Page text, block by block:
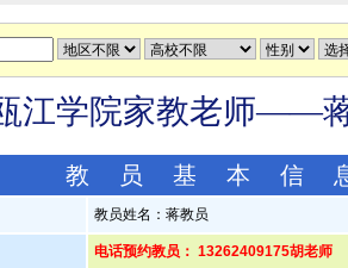
江学院家教老师——蒋
教 员 基 本 信
教员姓名：蒋教员
电话预约教员： 13262409175胡老师